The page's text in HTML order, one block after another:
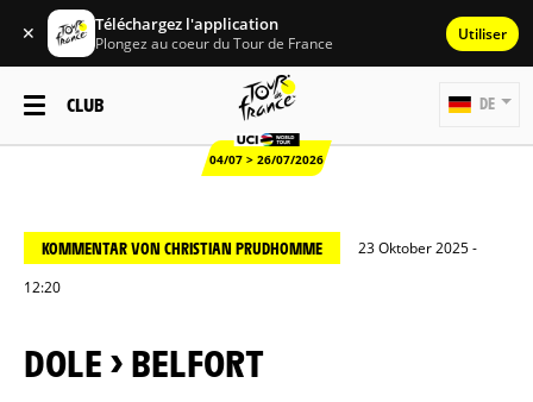
✕ Téléchargez l'application
Plongez au coeur du Tour de France Utiliser
CLUB
04/07 > 26/07/2026
DE
KOMMENTAR VON CHRISTIAN PRUDHOMME
23 Oktober 2025 -
12:20
DOLE > BELFORT